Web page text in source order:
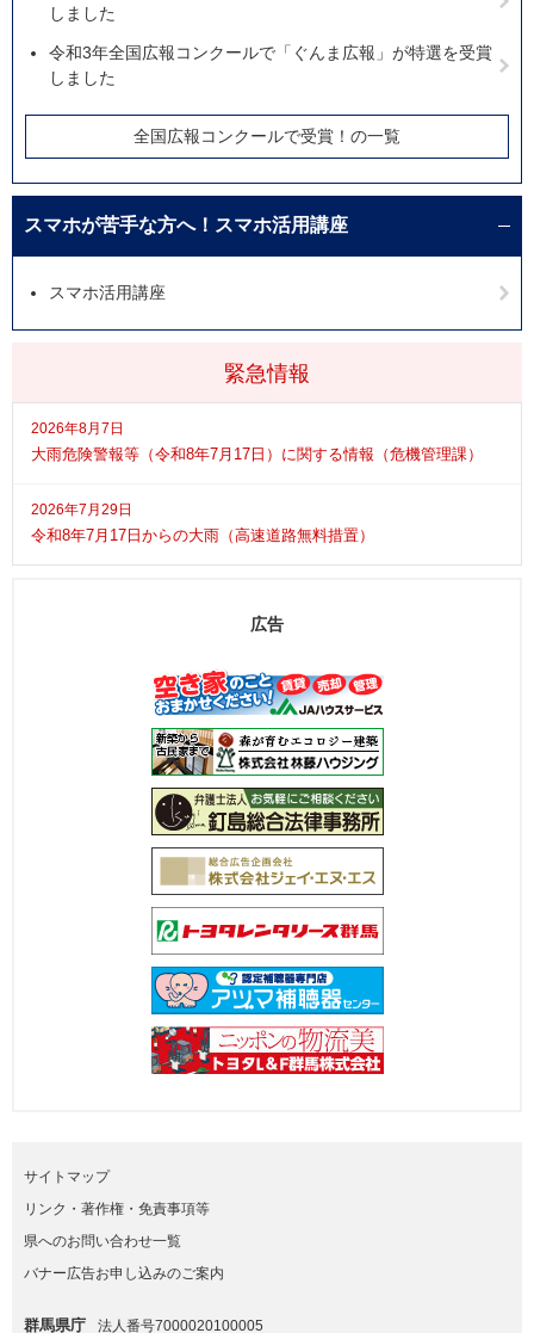
緊急情報
2026年8月7日
大雨危険警報等（令和8年7月17日）に関する情報（危機管理課）
2026年7月29日
令和8年7月17日からの大雨（高速道路無料措置）
しました
令和3年全国広報コンクールで「ぐんま広報」が特選を受賞
しました
全国広報コンクールで受賞！の一覧
スマホが苦手な方へ！スマホ活用講座
スマホ活用講座
広告
サイトマップ
リンク・著作権・免責事項等
県へのお問い合わせ一覧
バナー広告お申し込みのご案内
群馬県庁 法人番号7000020100005